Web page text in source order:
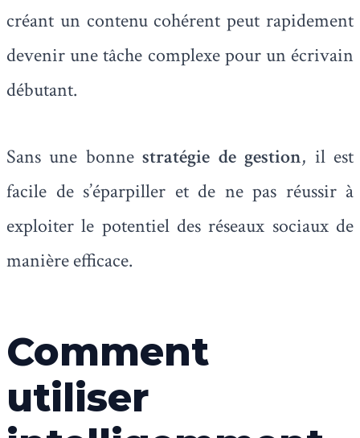
créant un contenu cohérent peut rapidement
devenir une tâche complexe pour un écrivain
débutant.
Sans une bonnestratégie de gestion, il est
facile de s’éparpiller et de ne pas réussir à
exploiter le potentiel des réseaux sociaux de
manière efficace.
Comment
utiliser